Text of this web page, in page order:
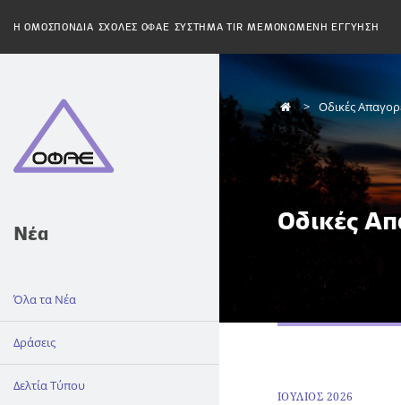
H ΟΜΟΣΠΟΝΔΙΑ ΣΧΟΛΕΣ ΟΦΑΕ ΣΥΣΤΗΜΑ TIR ΜΕΜΟΝΩΜΕΝΗ ΕΓΓΥΗΣΗ
Νέα
Όλα τα Νέα
Δράσεις
Δελτία Τύπου
Οδικές
Οδικές
ΙΟΥΛΙΟΣ 2026